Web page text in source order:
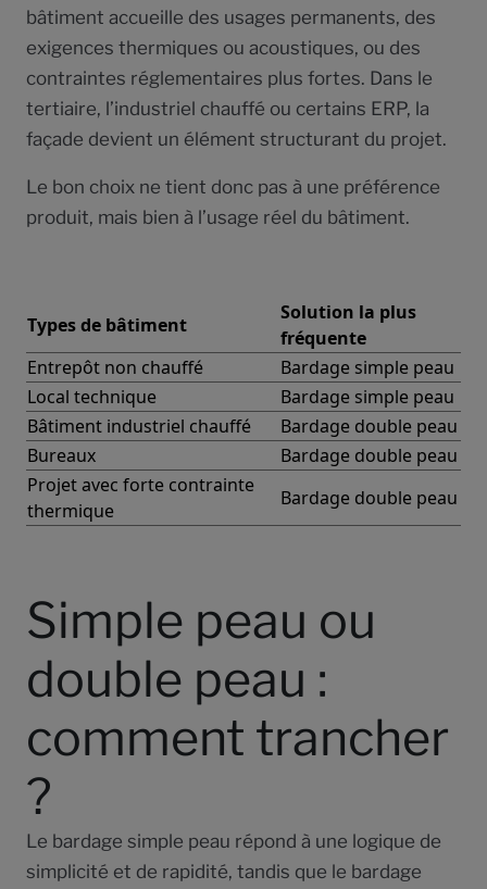
bâtiment accueille des usages permanents, des
exigences thermiques ou acoustiques, ou des
contraintes réglementaires plus fortes. Dans le
tertiaire, l’industriel chauffé ou certains ERP, la
façade devient un élément structurant du projet.
Le bon choix ne tient donc pas à une préférence
produit, mais bien à l’usage réel du bâtiment.
Types de bâtiment
Solution la plus
fréquente
Entrepôt non chauffé
Bardage simple peau
Local technique
Bardage simple peau
Bâtiment industriel chauffé
Bardage double peau
Bureaux
Bardage double peau
Projet avec forte contrainte
thermique
Bardage double peau
Simple peau ou
double peau :
comment trancher
?
Le bardage simple peau répond à une logique de
simplicité et de rapidité, tandis que le bardage